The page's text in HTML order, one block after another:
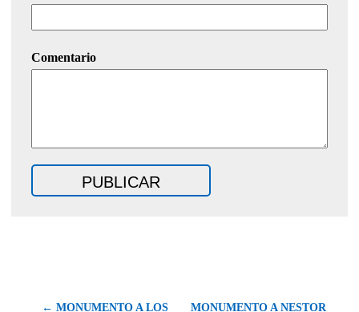
Comentario
← MONUMENTO A LOS MONUMENTO A NESTOR